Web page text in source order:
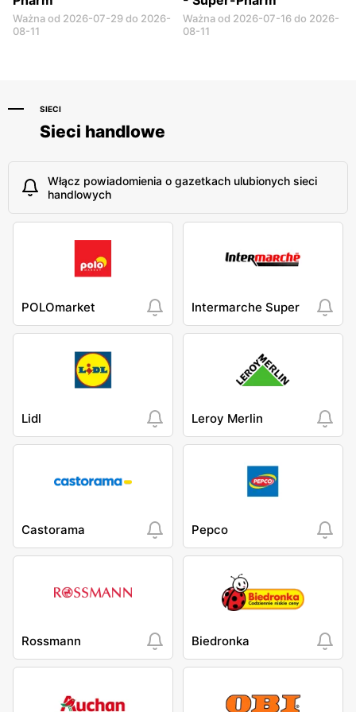
Ważna od 2026-07-29 do 2026-
08-11
Ważna od 2026-07-16 do 2026-
08-11
SIECI
Sieci handlowe
Włącz powiadomienia o gazetkach ulubionych sieci
handlowych
POLOmarket Intermarche Super
Lidl Leroy Merlin
Castorama Pepco
Rossmann Biedronka